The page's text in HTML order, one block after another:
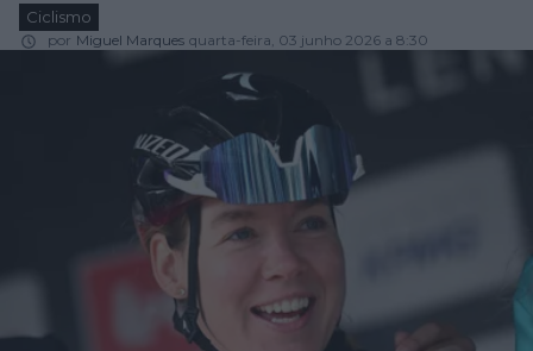
Ciclismo
por Miguel Marques quarta-feira, 03 junho 2026 a 8:30